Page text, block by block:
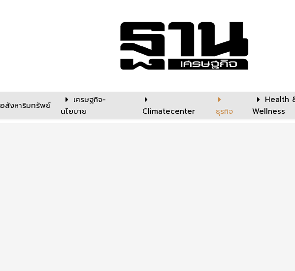
อสังหาริมทรัพย์
เศรษฐกิจ-
นโยบาย
Climatecenter ธุรกิจ
Health
Wellness